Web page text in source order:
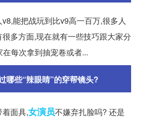
能把战玩到比v9高一百万,很多人
多方面,现在就有一些技巧跟大家分
每次拿到抽宠卷或者...
哪些“辣眼睛”的穿帮镜头?
面具,女演员不嫌弃扎脸吗? 还是